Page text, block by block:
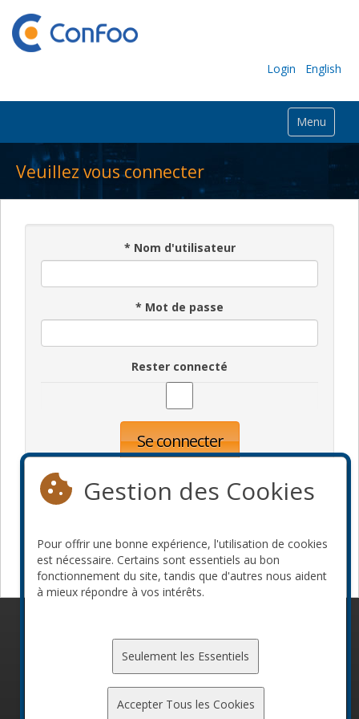
Login English
Menu
Veuillez vous connecter
* Nom d'utilisateur
* Mot de passe
Rester connecté
Se connecter
Devenir commanditaire
Gestion des Cookies
Pour offrir une bonne expérience, l'utilisation de cookies
est nécessaire. Certains sont essentiels au bon
fonctionnement du site, tandis que d'autres nous aident
à mieux répondre à vos intérêts.
Seulement les Essentiels
Accepter Tous les Cookies